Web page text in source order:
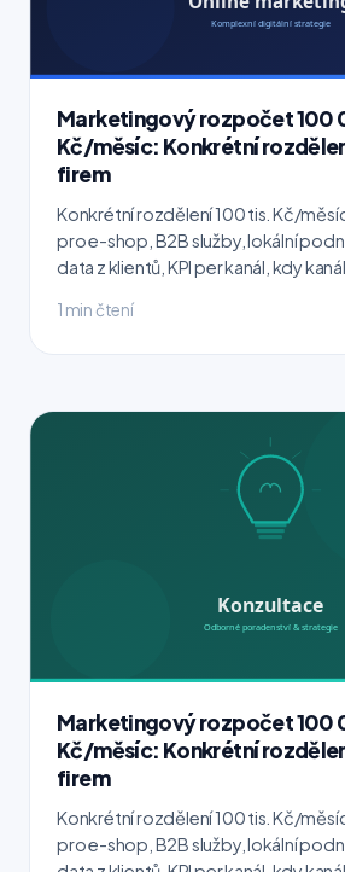
Marketingový rozpočet 100
Kč/měsíc: Konkrétní
firem
Konkrétní rozdělení 100 tis. Kč/
pro e-shop, B2B služby, lokální
data z klientů, KPI per kanál, kdy kanál
1 min čtení
Marketingový rozpočet 100
Kč/měsíc: Konkrétní
firem
Konkrétní rozdělení 100 tis. Kč/
pro e-shop, B2B služby, lokální